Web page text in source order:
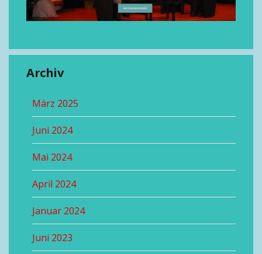
Archiv
März 2025
Juni 2024
Mai 2024
April 2024
Januar 2024
Juni 2023